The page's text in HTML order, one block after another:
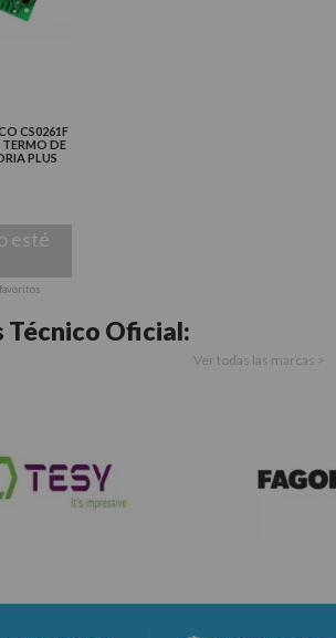
CS0261F
DE
PLUS
esté
Técnico Oficial:
Ver todas las marcas >